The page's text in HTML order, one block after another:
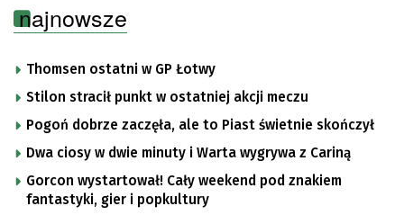
najnowsze
Thomsen ostatni w GP Łotwy
Stilon stracił punkt w ostatniej akcji meczu
Pogoń dobrze zaczęła, ale to Piast świetnie skończył
Dwa ciosy w dwie minuty i Warta wygrywa z Cariną
Gorcon wystartował! Cały weekend pod znakiem
fantastyki, gier i popkultury